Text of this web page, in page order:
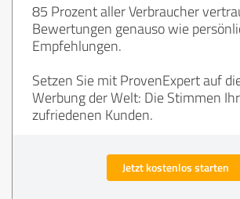
85 Prozent aller Verbraucher
Bewertungen genauso wie
Empfehlungen.
Setzen Sie mit ProvenExpert auf
Werbung der Welt: Die Stimmen
zufriedenen Kunden.
Jetzt kostenlos starten